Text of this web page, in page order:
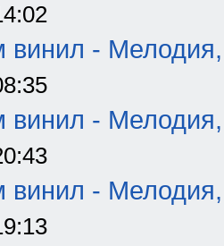
винил -
винил -
винил -